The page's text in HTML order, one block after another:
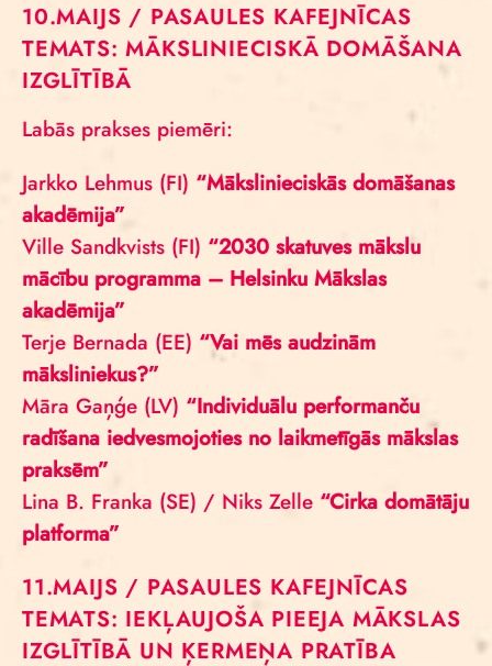
10.MAIJS / PASAULES KAFEJNĪCAS
TEMATS: MĀKSLINIECISKĀ DOMĀŠANA
IZGLĪTĪBĀ
Labās prakses piemēri:
Jarkko Lehmus (FI) “Mākslinieciskās domāšanas
akadēmija”
Ville Sandkvists (FI) “2030 skatuves mākslu
mācību programma – Helsinku Mākslas
akadēmija”
Terje Bernada (EE) “Vai mēs audzinām
māksliniekus?”
Māra Gaņģe (LV) “Individuālu performanču
radīšana iedvesmojoties no laikmetīgās mākslas
praksēm”
Lina B. Franka (SE) / Niks Zelle “Cirka domātāju
platforma”
11.MAIJS / PASAULES KAFEJNĪCAS
TEMATS: IEKĻAUJOŠA PIEEJA MĀKSLAS
IZGLĪTĪBĀ UN ĶERMEŅA PRATĪBA